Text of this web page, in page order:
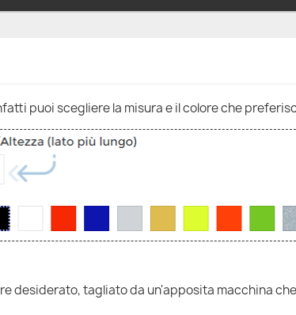
puoi scegliere la misura e il colore che
desiderato, tagliato da un'apposita macchina